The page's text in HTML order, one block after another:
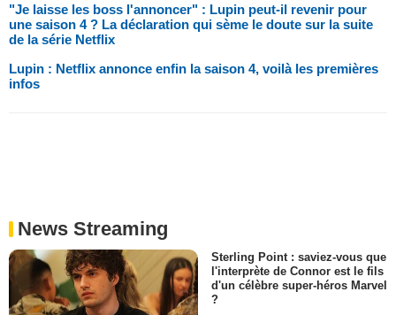
"Je laisse les boss l'annoncer" : Lupin peut-il revenir pour
une saison 4 ? La déclaration qui sème le doute sur la suite
de la série Netflix
Lupin : Netflix annonce enfin la saison 4, voilà les premières
infos
News Streaming
Sterling Point : saviez-vous que
l'interprète de Connor est le fils
d'un célèbre super-héros Marvel
?